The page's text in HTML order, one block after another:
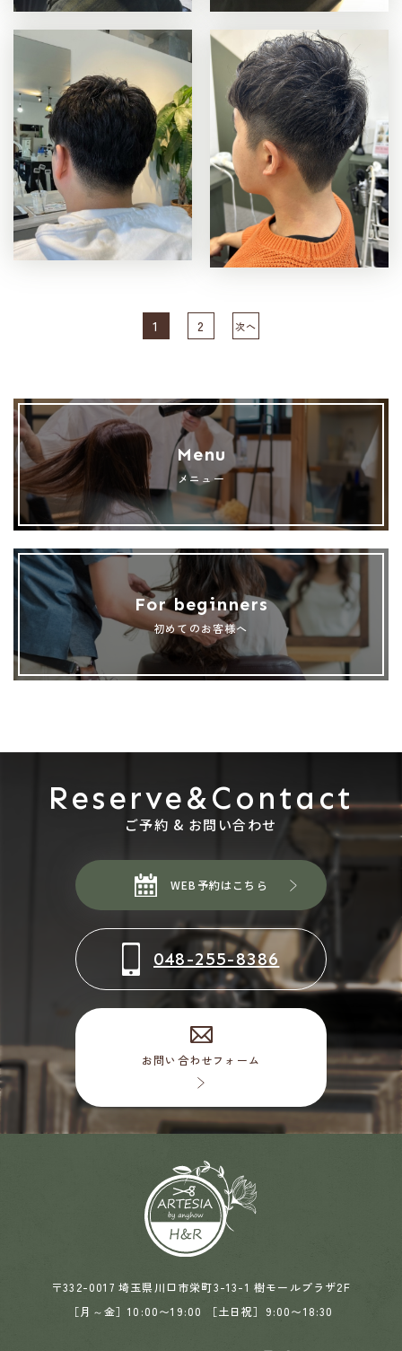
1 2 次へ
Menu
メニュー
For beginners
初めてのお客様へ
Reserve&Contact
ご予約 & お問い合わせ
WEB予約はこちら
048-255-8386
お問い合わせフォーム
〒332-0017 埼玉県川口市栄町3-13-1 樹モールプラザ2F
［月～金］10:00〜19:00 ［土日祝］9:00〜18:30